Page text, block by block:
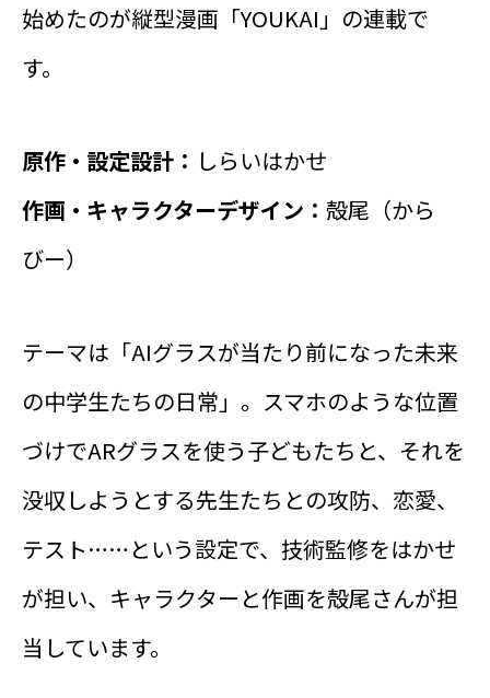
始めたのが縦型漫画「YOUKAI」の連載で
す。
原作・設定設計： しらいはかせ
作画・キャラクターデザイン： 殻尾（から
びー）
テーマは「AIグラスが当たり前になった未来
の中学生たちの日常」。スマホのような位置
づけでARグラスを使う子どもたちと、それを
没収しようとする先生たちとの攻防、恋愛、
テスト……という設定で、技術監修をはかせ
が担い、キャラクターと作画を殻尾さんが担
当しています。